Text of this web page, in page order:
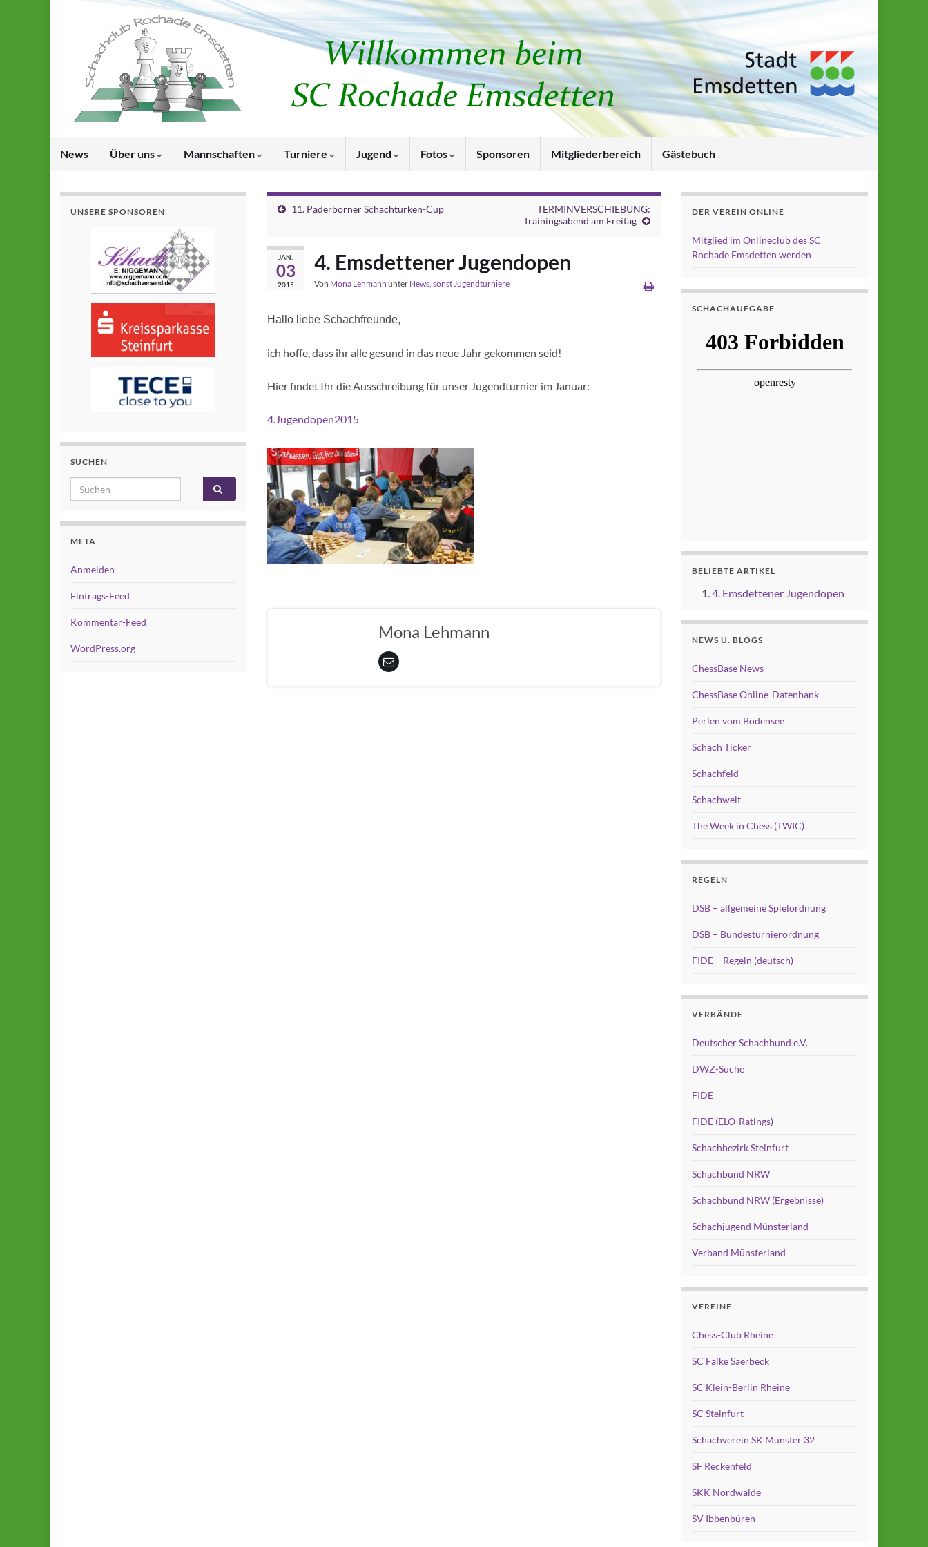
News Über uns Mannschaften Turniere Jugend Fotos Sponsoren Mitgliederbereich Gästebuch
11. Paderborner Schachtürken-Cup
TERMINVERSCHIEBUNG:
Trainingsabend am Freitag
JAN.
03
2015
4. Emsdettener Jugendopen
Von Mona Lehmann unter News, sonst Jugendturniere
Hallo liebe Schachfreunde,
ich hoffe, dass ihr alle gesund in das neue Jahr gekommen seid!
Hier findet Ihr die Ausschreibung für unser Jugendturnier im Januar:
4.Jugendopen2015
Mona Lehmann
UNSERE SPONSOREN
SUCHEN
Search for:
META
Anmelden
Eintrags-Feed
Kommentar-Feed
WordPress.org
DER VEREIN ONLINE
Mitglied im Onlineclub des SC
Rochade Emsdetten werden
SCHACHAUFGABE
BELIEBTE ARTIKEL
4. Emsdettener Jugendopen
NEWS U. BLOGS
ChessBase News
ChessBase Online-Datenbank
Perlen vom Bodensee
Schach Ticker
Schachfeld
Schachwelt
The Week in Chess (TWIC)
REGELN
DSB – allgemeine Spielordnung
DSB – Bundesturnierordnung
FIDE – Regeln (deutsch)
VERBÄNDE
Deutscher Schachbund e.V.
DWZ-Suche
FIDE
FIDE (ELO-Ratings)
Schachbezirk Steinfurt
Schachbund NRW
Schachbund NRW (Ergebnisse)
Schachjugend Münsterland
Verband Münsterland
VEREINE
Chess-Club Rheine
SC Falke Saerbeck
SC Klein-Berlin Rheine
SC Steinfurt
Schachverein SK Münster 32
SF Reckenfeld
SKK Nordwalde
SV Ibbenbüren